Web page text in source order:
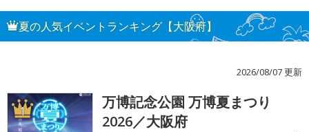
夏の人気イベントランキング【大阪府】
2026/08/07 更新
1
万博記念公園 万博夏まつり
2026／大阪府